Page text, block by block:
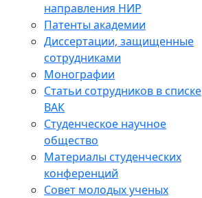
направления НИР
Патенты академии
Диссертации, защищенные
сотрудниками
Монографии
Статьи сотрудников в списке
ВАК
Студенческое научное
общество
Материалы студенческих
конференций
Совет молодых ученых